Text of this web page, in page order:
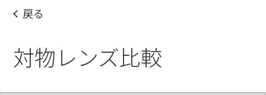
戻る
対物レンズ比較